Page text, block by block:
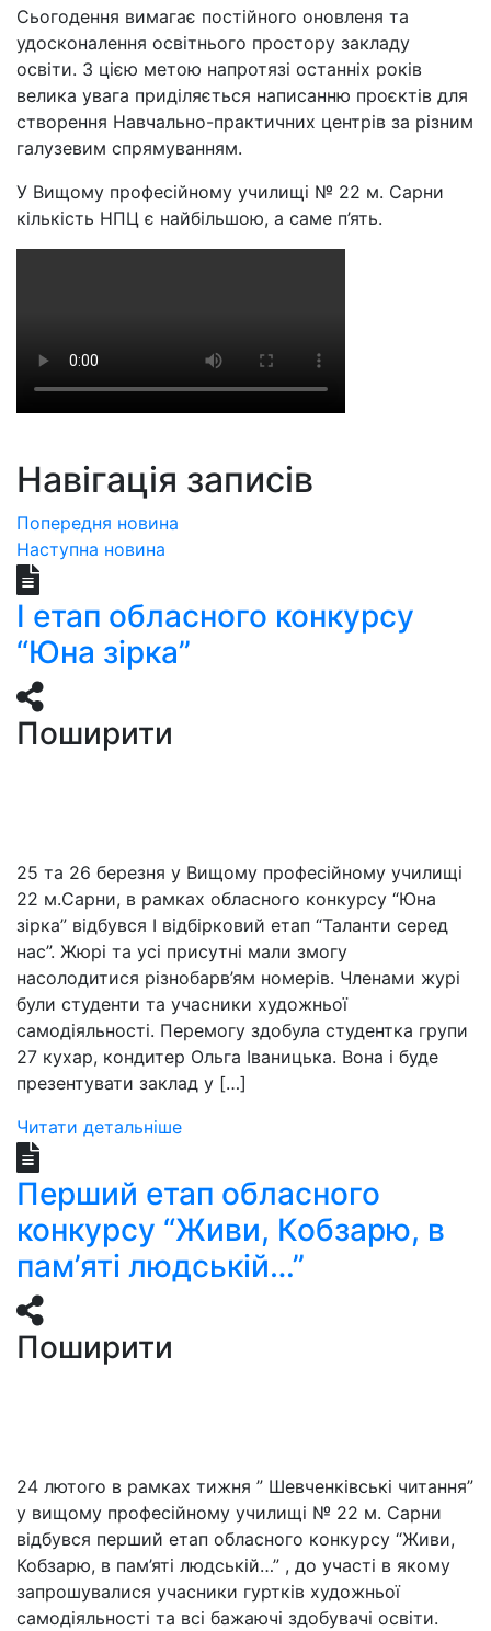
Сьогодення вимагає постійного оновленя та
удосконалення освітнього простору закладу
освіти. З цією метою напротязі останніх років
велика увага приділяється написанню проєктів для
створення Навчально-практичних центрів за різним
галузевим спрямуванням.
У Вищому професійному училищі № 22 м. Сарни
кількість НПЦ є найбільшою, а саме п’ять.
Навігація записів
Попередня новина
Наступна новина
І етап обласного конкурсу
“Юна зірка”
Поширити
25 та 26 березня у Вищому професійному училищі
22 м.Сарни, в рамках обласного конкурсу “Юна
зірка” відбувся І відбірковий етап “Таланти серед
нас”. Жюрі та усі присутні мали змогу
насолодитися різнобарв’ям номерів. Членами журі
були студенти та учасники художньої
самодіяльності. Перемогу здобула студентка групи
27 кухар, кондитер Ольга Іваницька. Вона і буде
презентувати заклад у […]
Читати детальніше
Перший етап обласного
конкурсу “Живи, Кобзарю, в
пам’яті людській…”
Поширити
24 лютого в рамках тижня ” Шевченківські читання”
у вищому професійному училищі № 22 м. Сарни
відбувся перший етап обласного конкурсу “Живи,
Кобзарю, в пам’яті людській…” , до участі в якому
запрошувалися учасники гуртків художньої
самодіяльності та всі бажаючі здобувачі освіти.